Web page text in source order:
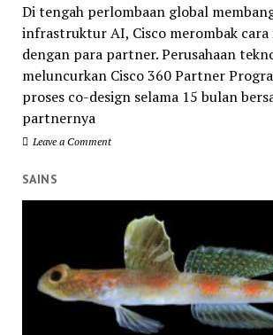
Di tengah perlombaan global
infrastruktur AI, Cisco merombak cara
dengan para partner. Perusahaan
meluncurkan Cisco 360 Partner
proses co-design selama 15 bulan
partnernya
Leave a Comment
SAINS